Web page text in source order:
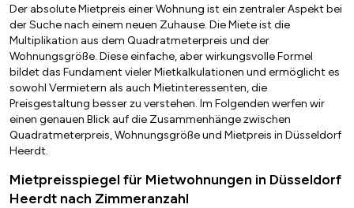
Der absolute Mietpreis einer Wohnung ist ein zentraler Aspekt bei
der Suche nach einem neuen Zuhause. Die Miete ist die
Multiplikation aus dem Quadratmeterpreis und der
Wohnungsgröße. Diese einfache, aber wirkungsvolle Formel
bildet das Fundament vieler Mietkalkulationen und ermöglicht es
sowohl Vermietern als auch Mietinteressenten, die
Preisgestaltung besser zu verstehen. Im Folgenden werfen wir
einen genauen Blick auf die Zusammenhänge zwischen
Quadratmeterpreis, Wohnungsgröße und Mietpreis in Düsseldorf
Heerdt.
Mietpreisspiegel für Mietwohnungen in Düsseldorf
Heerdt nach Zimmeranzahl